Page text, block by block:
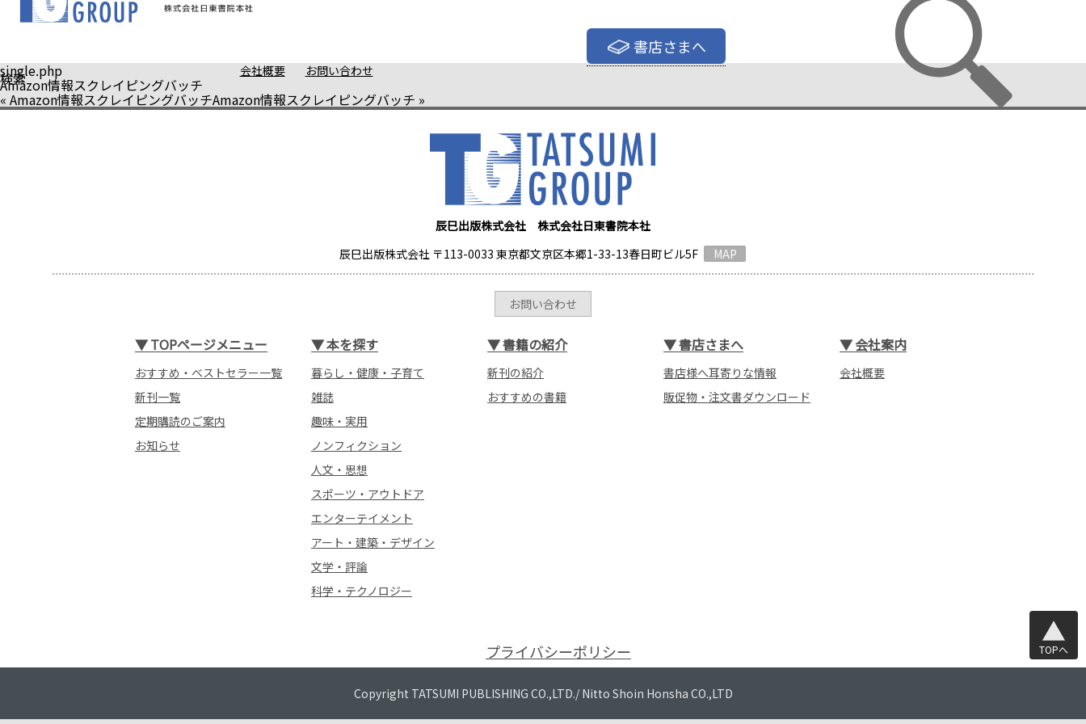
書店さまへ
会社概要 お問い合わせ
検索
single.php
Amazon情報スクレイピングバッチ
« Amazon情報スクレイピングバッチAmazon情報スクレイピングバッチ »
辰巳出版株式会社 株式会社日東書院本社
辰巳出版株式会社 〒113-0033 東京都文京区本郷1-33-13春日町ビル5F
MAP
お問い合わせ
▼TOPページメニュー
おすすめ・ベストセラー一覧
新刊一覧
定期購読のご案内
お知らせ
▼本を探す
暮らし・健康・子育て
雑誌
趣味・実用
ノンフィクション
人文・思想
スポーツ・アウトドア
エンターテイメント
アート・建築・デザイン
文学・評論
科学・テクノロジー
▼書籍の紹介
新刊の紹介
おすすめの書籍
▼書店さまへ
書店様へ耳寄りな情報
販促物・注文書ダウンロード
▼会社案内
会社概要
プライバシーポリシー TOPへ
Copyright TATSUMI PUBLISHING CO.,LTD./ Nitto Shoin Honsha CO.,LTD